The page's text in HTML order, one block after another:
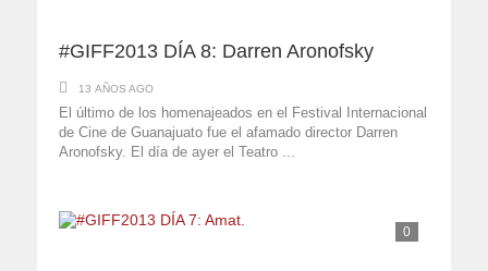
#GIFF2013 DÍA 8: Darren Aronofsky
13 AÑOS AGO
El último de los homenajeados en el Festival Internacional
de Cine de Guanajuato fue el afamado director Darren
Aronofsky. El día de ayer el Teatro ...
0